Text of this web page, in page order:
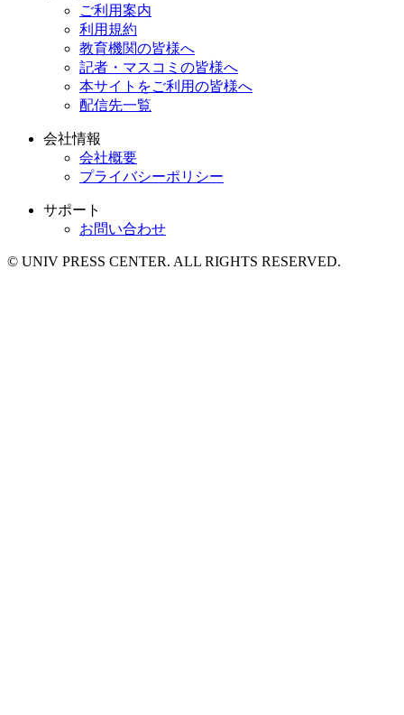
ご利用案内
利用規約
教育機関の皆様へ
記者・マスコミの皆様へ
本サイトをご利用の皆様へ
配信先一覧
会社情報
会社概要
プライバシーポリシー
サポート
お問い合わせ
© UNIV PRESS CENTER. ALL RIGHTS RESERVED.